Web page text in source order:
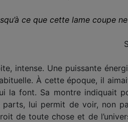
ce que cette lame coupe
intense. Une puissante
À cette époque, il
la font. Sa montre indiquait
parts, lui permit de voir, non
de toute chose et de